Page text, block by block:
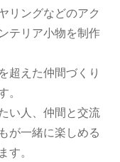
リングなどのアク
テリア小物を制作
超えた仲間づくり
。
い人、仲間と交流
が一緒に楽しめる
す。